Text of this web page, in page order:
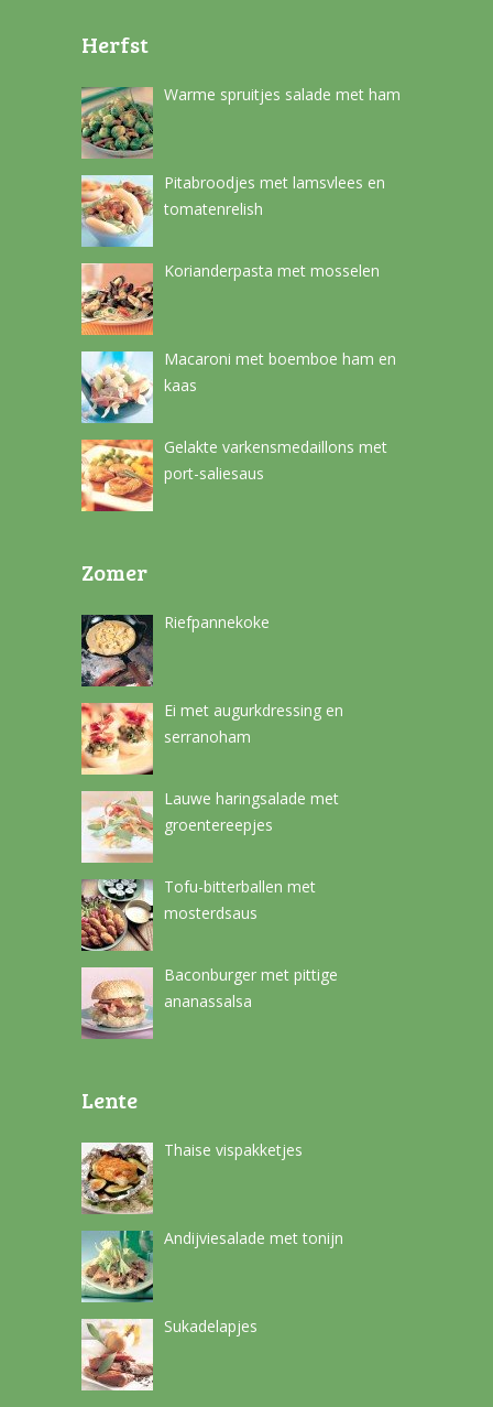
Herfst
Warme spruitjes salade met ham
Pitabroodjes met lamsvlees en
tomatenrelish
Korianderpasta met mosselen
Macaroni met boemboe ham en
kaas
Gelakte varkensmedaillons met
port-saliesaus
Zomer
Riefpannekoke
Ei met augurkdressing en
serranoham
Lauwe haringsalade met
groentereepjes
Tofu-bitterballen met
mosterdsaus
Baconburger met pittige
ananassalsa
Lente
Thaise vispakketjes
Andijviesalade met tonijn
Sukadelapjes